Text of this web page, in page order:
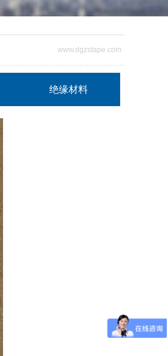
www.dgzstape.com
绝缘材料